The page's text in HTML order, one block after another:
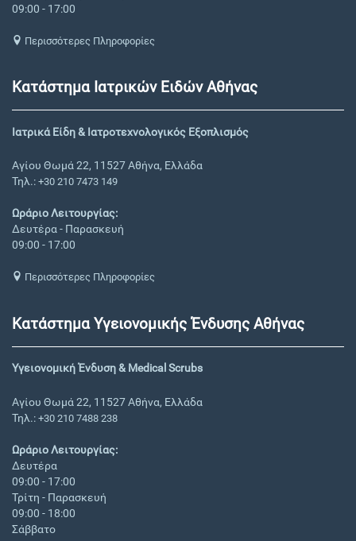
09:00 - 17:00
Περισσότερες Πληροφορίες
Κατάστημα Ιατρικών Ειδών Αθήνας
Ιατρικά Είδη & Ιατροτεχνολογικός Εξοπλισμός
Αγίου Θωμά 22, 11527 Αθήνα, Ελλάδα
Τηλ.: +30 210 7473 149
Ωράριο Λειτουργίας:
Δευτέρα - Παρασκευή
09:00 - 17:00
Περισσότερες Πληροφορίες
Κατάστημα Υγειονομικής Ένδυσης Αθήνας
Υγειονομική Ένδυση & Medical Scrubs
Αγίου Θωμά 22, 11527 Αθήνα, Ελλάδα
Τηλ.: +30 210 7488 238
Ωράριο Λειτουργίας:
Δευτέρα
09:00 - 17:00
Τρίτη - Παρασκευή
09:00 - 18:00
Σάββατο